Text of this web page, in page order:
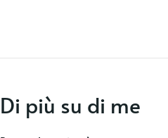
Di più su di me